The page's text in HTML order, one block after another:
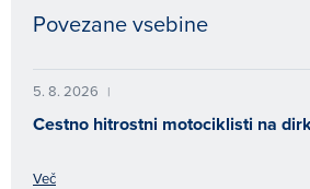
Povezane vsebine
5. 8. 2026 |
Cestno hitrostni motociklisti na
Več